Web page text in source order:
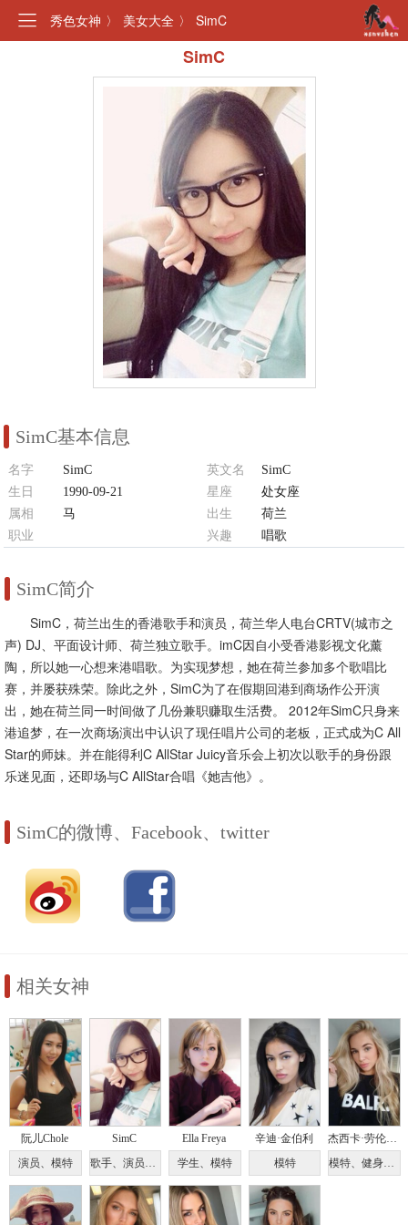
秀色女神 〉 美女大全 〉 SimC
SimC
SimC基本信息
名字 SimC 英文名
SimC
生日
1990-09-21 星座
处女座
属相
马 出生
荷兰
职业
兴趣 唱歌
SimC简介
SimC，荷兰出生的香港歌手和演员，荷兰华人电台CRTV(城市之
声) DJ、平面设计师、荷兰独立歌手。imC因自小受香港影视文化薰
陶，所以她一心想来港唱歌。为实现梦想，她在荷兰参加多个歌唱比
赛，并屡获殊荣。除此之外，SimC为了在假期回港到商场作公开演
出，她在荷兰同一时间做了几份兼职赚取生活费。 2012年SimC只身来
港追梦，在一次商场演出中认识了现任唱片公司的老板，正式成为C All
Star的师妹。并在能得利C AllStar Juicy音乐会上初次以歌手的身份跟
乐迷见面，还即场与C AllStar合唱《她吉他》。
SimC的微博、Facebook、twitter
相关女神
阮儿Chole
演员、模特
SimC
歌手、演员、DJ、平面设计师
Ella Freya
学生、模特
辛迪·金伯利
模特
杰西卡·劳伦·柯汉斯
模特、健身达人